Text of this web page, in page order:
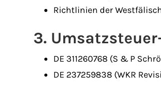
Richtlinien der
3.
DE 311260768 (S & P
DE 237259838 (WKR